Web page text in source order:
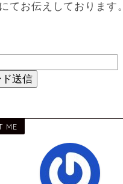
てお伝えしております。
ME